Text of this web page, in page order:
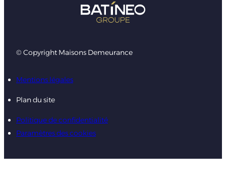
© Copyright Maisons Demeurance
Mentions légales
Plan du site
Politique de confidentialité
Paramètres des cookies